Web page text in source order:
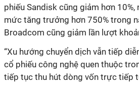
phiếu Sandisk cũng giảm hơn 10%,
mức tăng trưởng hơn 750% trong
Broadcom cũng giảm lần lượt
“Xu hướng chuyển dịch vẫn tiếp
cổ phiếu công nghệ quen thuộc
tiếp tục thu hút dòng vốn trực tiếp